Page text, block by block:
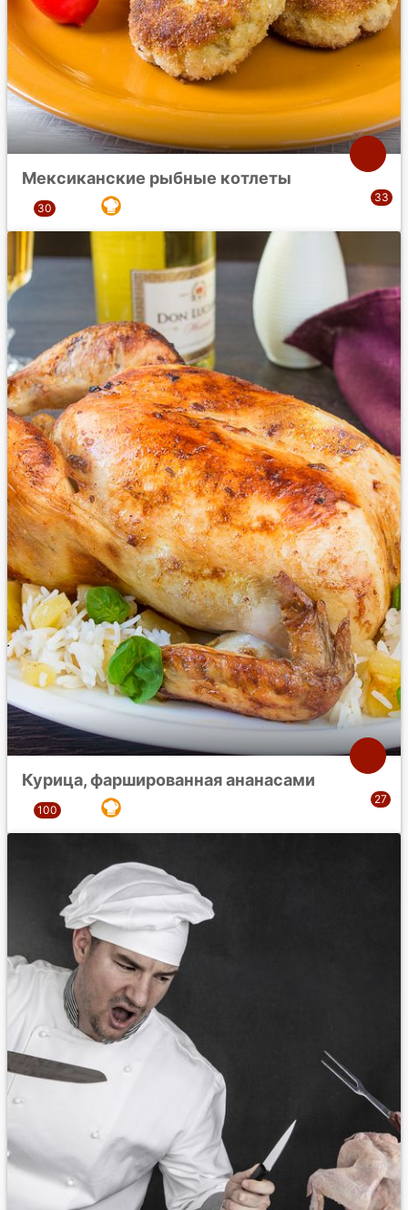
Мексиканские рыбные котлеты
Курица, фаршированная ананасами